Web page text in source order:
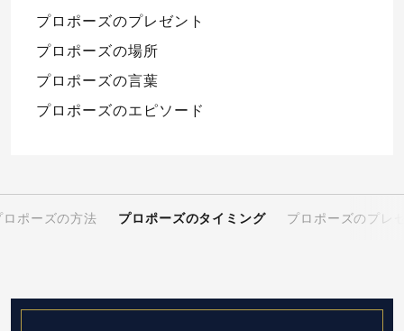
プロポーズのプレゼント
プロポーズの場所
プロポーズの言葉
プロポーズのエピソード
ロポーズの方法 プロポーズのタイミング プロポーズのプレ